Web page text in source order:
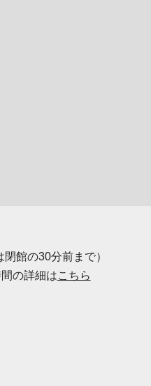
館の30分前まで）
の詳細はこちら